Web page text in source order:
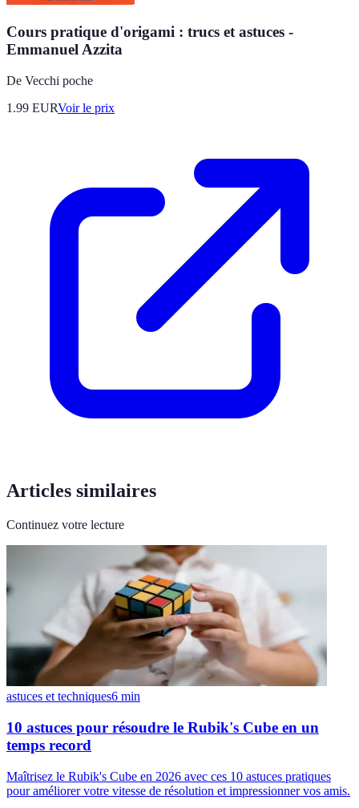
Cours pratique d'origami : trucs et astuces -
Emmanuel Azzita
De Vecchi poche
1.99 EURVoir le prix
Articles similaires
Continuez votre lecture
astuces et techniques6 min
10 astuces pour résoudre le Rubik's Cube en un
temps record
Maîtrisez le Rubik's Cube en 2026 avec ces 10 astuces pratiques
pour améliorer votre vitesse de résolution et impressionner vos amis.